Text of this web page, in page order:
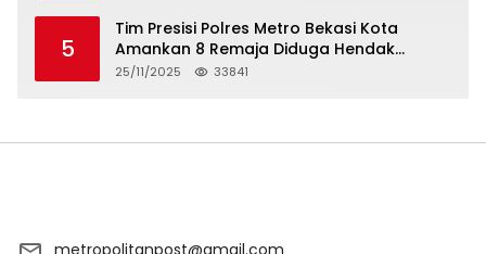
5
Tim Presisi Polres Metro Bekasi Kota
Amankan 8 Remaja Diduga Hendak
Tawuran
25/11/2025 33841